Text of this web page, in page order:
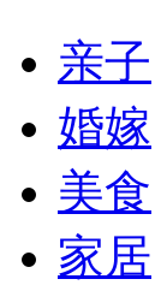
亲子
婚嫁
美食
家居